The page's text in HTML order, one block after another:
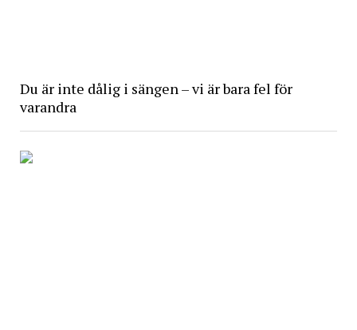
Du är inte dålig i sängen – vi är bara fel för
varandra